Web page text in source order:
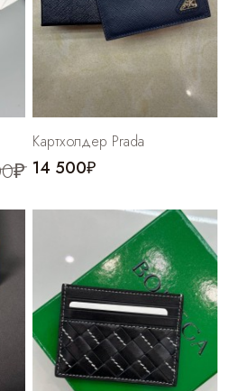
Картхолдер Prada
14 500₽